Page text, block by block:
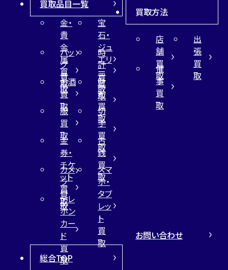
買取品目一覧
金・
貴
金
属
買
取
宝
石・
ジュ
エリ
ー
買
取
バッ
グ
買
取
時
計
買
取
お酒
買
取
財
布
買
取
服
買
取
切
手
買
取
金
券・
チケ
ット
買
取
古
銭
買
取
カメ
ラ
買
取
スマ
ホ・
タブ
レッ
ト
買
取
テレ
ホン
カー
ド
買
取
買取方法
店
舗
買
取
出
張
買
取
催
事
買
取
総合TOP
お問い合わせ